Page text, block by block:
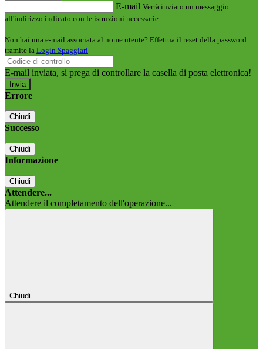
E-mail Verrà inviato un messaggio
all'indirizzo indicato con le istruzioni necessarie.
Non hai una e-mail associata al nome utente? Effettua il reset della password
tramite la Login Spaggiari
E-mail inviata, si prega di controllare la casella di posta elettronica!
Errore
Chiudi
Successo
Chiudi
Informazione
Chiudi
Attendere...
Attendere il completamento dell'operazione...
Chiudi